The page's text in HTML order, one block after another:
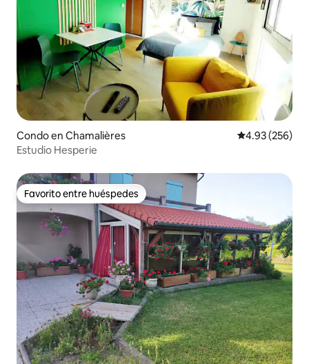
Condo en Chamalières Calificación
4.93 (256)
Estudio Hesperie
Favorito entre huéspedes
Favorito entre huéspedes